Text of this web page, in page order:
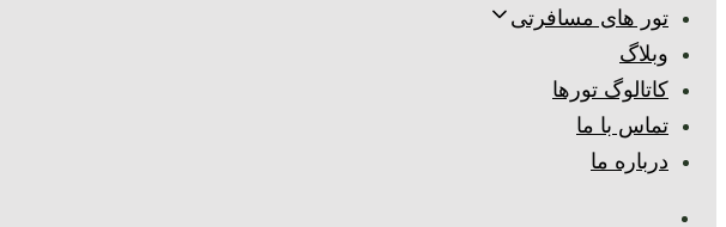
تور های مسافرتی
وبلاگ
کاتالوگ تورها
تماس با ما
درباره ما